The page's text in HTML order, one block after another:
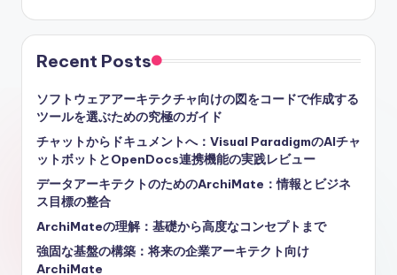
Recent Posts
ソフトウェアアーキテクチャ向けの図をコードで作成する
ツールを選ぶための究極のガイド
チャットからドキュメントへ：Visual ParadigmのAIチャ
ットボットとOpenDocs連携機能の実践レビュー
データアーキテクトのためのArchiMate：情報とビジネ
ス目標の整合
ArchiMateの理解：基礎から高度なコンセプトまで
強固な基盤の構築：将来の企業アーキテクト向け
ArchiMate